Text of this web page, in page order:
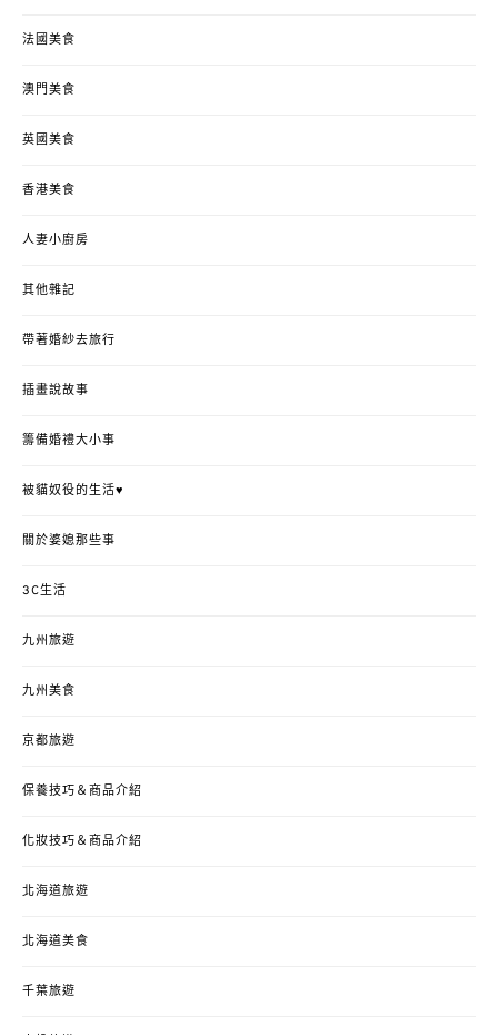
法國美食
澳門美食
英國美食
香港美食
人妻小廚房
其他雜記
帶著婚紗去旅行
插畫說故事
籌備婚禮大小事
被貓奴役的生活♥
關於婆媳那些事
3C生活
九州旅遊
九州美食
京都旅遊
保養技巧＆商品介紹
化妝技巧＆商品介紹
北海道旅遊
北海道美食
千葉旅遊